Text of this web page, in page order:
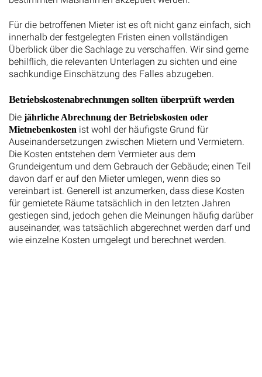
Für die betroffenen Mieter ist es oft nicht ganz einfach, sich
innerhalb der festgelegten Fristen einen vollständigen
Überblick über die Sachlage zu verschaffen. Wir sind gerne
behilflich, die relevanten Unterlagen zu sichten und eine
sachkundige Einschätzung des Falles abzugeben.
Betriebskostenabrechnungen sollten überprüft werden
Die
jährliche Abrechnung der Betriebskosten oder
Mietnebenkostenist wohl der häufigste Grund für
Auseinandersetzungen zwischen Mietern und Vermietern.
Die Kosten entstehen dem Vermieter aus dem
Grundeigentum und dem Gebrauch der Gebäude; einen Teil
davon darf er auf den Mieter umlegen, wenn dies so
vereinbart ist. Generell ist anzumerken, dass diese Kosten
für gemietete Räume tatsächlich in den letzten Jahren
gestiegen sind, jedoch gehen die Meinungen häufig darüber
auseinander, was tatsächlich abgerechnet werden darf und
wie einzelne Kosten umgelegt und berechnet werden.